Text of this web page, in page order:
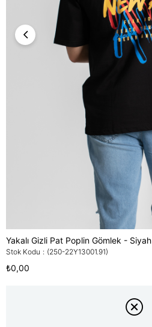
Yakalı Gizli Pat Poplin Gömlek - Siyah
Stok Kodu (250-22Y13001.91)
₺0,00